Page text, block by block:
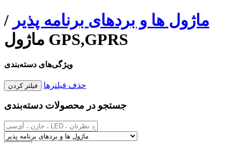
ماژول ها و بردهای برنامه پذیر /
ماژول GPS,GPRS
ویژگی‌های دسته‌بندی
حذف فیلترها
جستجو در محصولات دسته‌بندی